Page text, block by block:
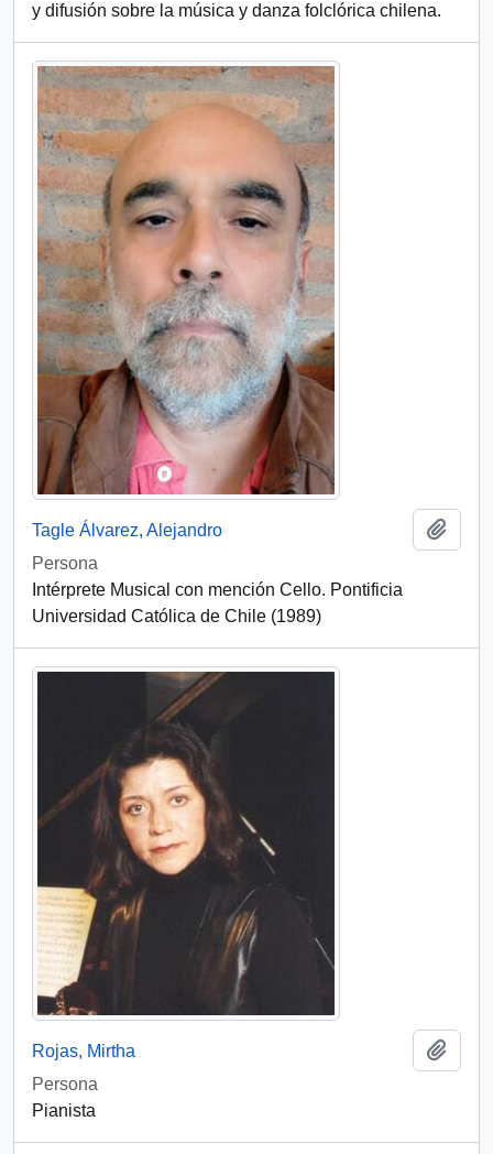
y difusión sobre la música y danza folclórica chilena.
Tagle Álvarez, Alejandro
Persona
Intérprete Musical con mención Cello. Pontificia
Universidad Católica de Chile (1989)
Rojas, Mirtha
Persona
Pianista